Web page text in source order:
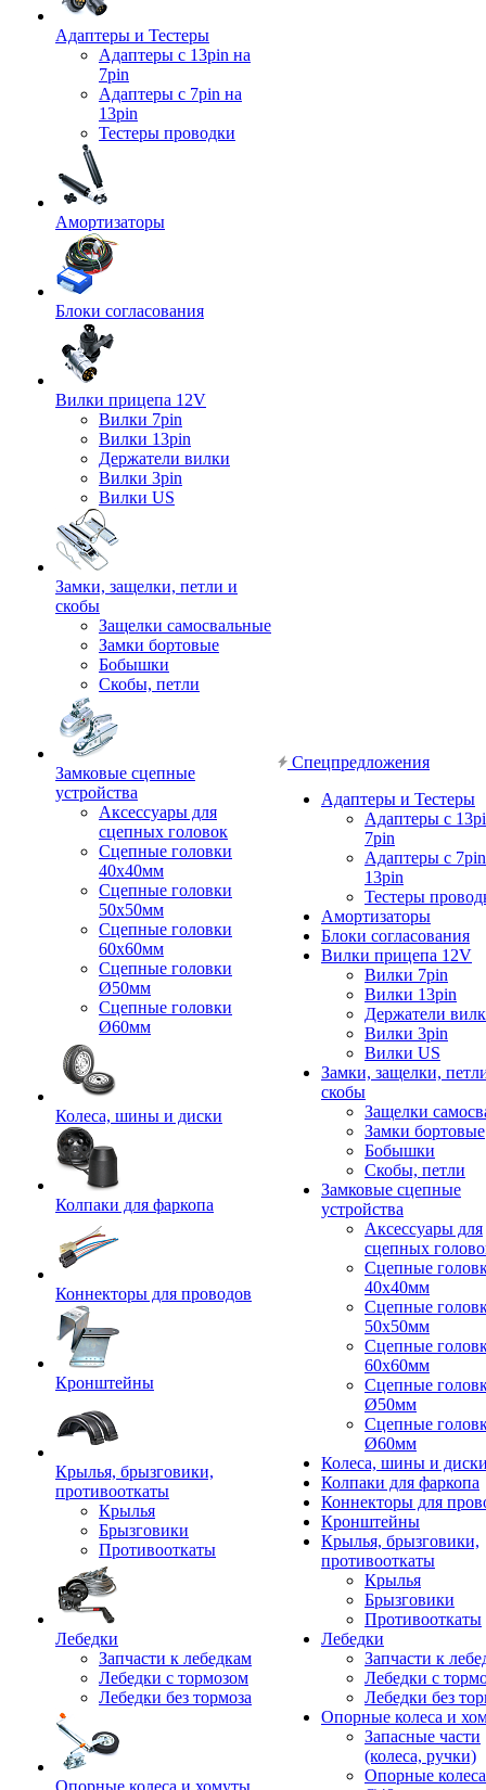
Адаптеры и Тестеры
Адаптеры с 13pin на
7pin
Адаптеры с 7pin на
13pin
Тестеры проводки
Амортизаторы
Блоки согласования
Вилки прицепа 12V
Вилки 7pin
Вилки 13pin
Держатели вилки
Вилки 3pin
Вилки US
Замки, защелки, петли и
скобы
Защелки самосвальные
Замки бортовые
Бобышки
Скобы, петли
Замковые сцепные
устройства
Аксессуары для
сцепных головок
Сцепные головки
40x40мм
Сцепные головки
50x50мм
Сцепные головки
60x60мм
Сцепные головки
Ø50мм
Сцепные головки
Ø60мм
Колеса, шины и диски
Колпаки для фаркопа
Коннекторы для проводов
Кронштейны
Крылья, брызговики,
противооткаты
Крылья
Брызговики
Противооткаты
Лебедки
Запчасти к лебедкам
Лебедки с тормозом
Лебедки без тормоза
Опорные колеса и хомуты
Спецпредложения
Адаптеры и Тестеры
Адаптеры с
7pin
Адаптеры с
13pin
Тестеры
Амортизаторы
Блоки согласования
Вилки прицепа 12V
Вилки 7pin
Вилки 13pin
Держатели
Вилки 3pin
Вилки US
Замки, защелки,
скобы
Защелки
Замки бортовые
Бобышки
Скобы, петли
Замковые сцепные
устройства
Аксессуары для
сцепных
Сцепные
40x40мм
Сцепные
50x50мм
Сцепные
60x60мм
Сцепные
Ø50мм
Сцепные
Ø60мм
Колеса, шины и
Колпаки для фаркопа
Коннекторы для
Кронштейны
Крылья, брызговики,
противооткаты
Крылья
Брызговики
Противооткаты
Лебедки
Запчасти к
Лебедки с
Лебедки без
Опорные колеса и
Запасные части
(колеса, ручки)
Опорные колеса